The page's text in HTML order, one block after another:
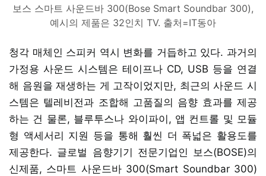
보스 스마트 사운드바 300(Bose Smart Soundbar 300),
예시의 제품은 32인치 TV. 출처=IT동아
청각 매체인 스피커 역시 변화를 거듭하고 있다. 과거의
가정용 사운드 시스템은 테이프나 CD, USB 등을 연결
해 음원을 재생하는 게 고작이었지만, 최근의 사운드 시
스템은 텔레비전과 조합해 고품질의 음향 효과를 제공
하는 건 물론, 블루투스나 와이파이, 앱 컨트롤 및 모듈
형 액세서리 지원 등을 통해 훨씬 더 폭넓은 활용도를
제공한다. 글로벌 음향기기 전문기업인 보스(BOSE)의
신제품, 스마트 사운드바 300(Smart Soundbar 300)